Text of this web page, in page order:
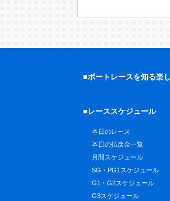
■ボートレースを知る楽
■レーススケジュール
本日のレース
本日の払戻金一覧
月間スケジュール
SG・PG1スケジュール
G1・G2スケジュール
G3スケジュール